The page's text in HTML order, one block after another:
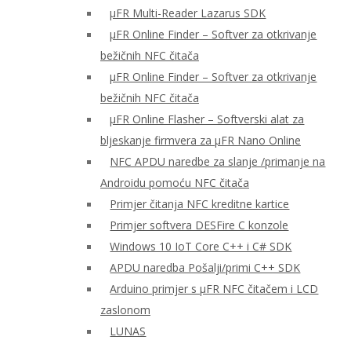
μFR Multi-Reader Lazarus SDK
μFR Online Finder – Softver za otkrivanje
bežičnih NFC čitača
μFR Online Finder – Softver za otkrivanje
bežičnih NFC čitača
μFR Online Flasher – Softverski alat za
bljeskanje firmvera za μFR Nano Online
NFC APDU naredbe za slanje /primanje na
Androidu pomoću NFC čitača
Primjer čitanja NFC kreditne kartice
Primjer softvera DESFire C konzole
Windows 10 IoT Core C++ i C# SDK
APDU naredba Pošalji/primi C++ SDK
Arduino primjer s μFR NFC čitačem i LCD
zaslonom
LUNAS